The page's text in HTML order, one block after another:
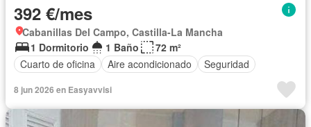
392 €/mes
Cabanillas Del Campo, Castilla-La Mancha
1 Dormitorio
1 Baño
72 m²
Cuarto de oficina
Aire acondicionado Seguridad
8 jun 2026 en Easyavvisi